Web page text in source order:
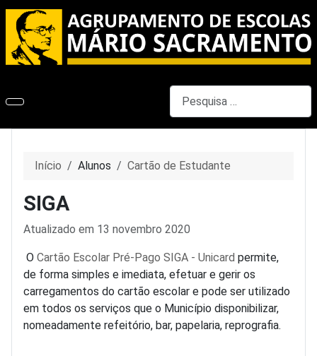
Início Alunos Cartão de Estudante
SIGA
Detalhes
Atualizado em 13 novembro 2020
O Cartão Escolar Pré-Pago SIGA - Unicard permite,
de forma simples e imediata, efetuar e gerir os
carregamentos do cartão escolar e pode ser utilizado
em todos os serviços que o Município disponibilizar,
nomeadamente refeitório, bar, papelaria, reprografia.